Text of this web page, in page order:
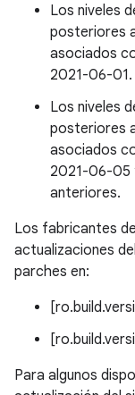
Los niveles
posteriores
asociados
2021-06-01.
Los niveles
posteriores
asociados
2021-06-05
anteriores.
Los fabricantes
actualizaciones
parches en:
Para algunos